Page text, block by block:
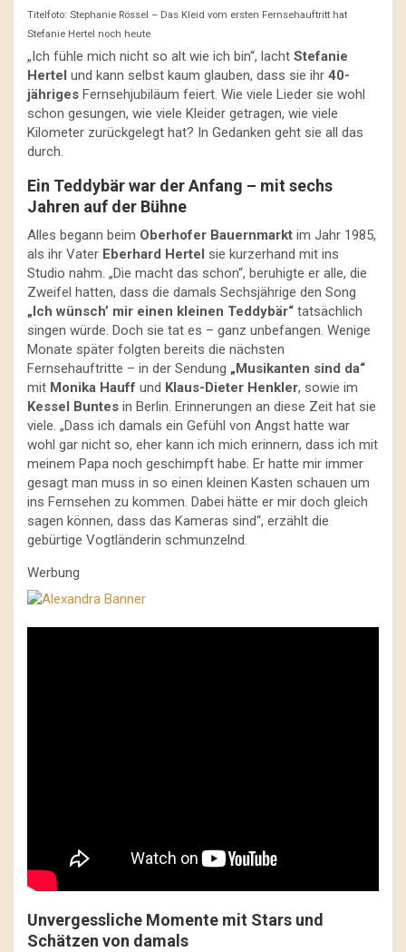
Titelfoto: Stephanie Rössel – Das Kleid vom ersten Fernsehauftritt hat
Stefanie Hertel noch heute
„Ich fühle mich nicht so alt wie ich bin“, lacht Stefanie
Hertel und kann selbst kaum glauben, dass sie ihr 40-
jähriges Fernsehjubiläum feiert. Wie viele Lieder sie wohl
schon gesungen, wie viele Kleider getragen, wie viele
Kilometer zurückgelegt hat? In Gedanken geht sie all das
durch.
Ein Teddybär war der Anfang – mit sechs
Jahren auf der Bühne
Alles begann beim Oberhofer Bauernmarkt im Jahr 1985,
als ihr Vater Eberhard Hertel sie kurzerhand mit ins
Studio nahm. „Die macht das schon“, beruhigte er alle, die
Zweifel hatten, dass die damals Sechsjährige den Song
„Ich wünsch’ mir einen kleinen Teddybär“ tatsächlich
singen würde. Doch sie tat es – ganz unbefangen. Wenige
Monate später folgten bereits die nächsten
Fernsehauftritte – in der Sendung „Musikanten sind da“
mit Monika Hauff und Klaus-Dieter Henkler, sowie im
Kessel Buntes in Berlin. Erinnerungen an diese Zeit hat sie
viele. „Dass ich damals ein Gefühl von Angst hatte war
wohl gar nicht so, eher kann ich mich erinnern, dass ich mit
meinem Papa noch geschimpft habe. Er hatte mir immer
gesagt man muss in so einen kleinen Kasten schauen um
ins Fernsehen zu kommen. Dabei hätte er mir doch gleich
sagen können, dass das Kameras sind“, erzählt die
gebürtige Vogtländerin schmunzelnd.
Werbung
Unvergessliche Momente mit Stars und
Schätzen von damals